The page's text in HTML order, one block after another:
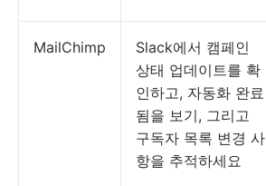
MailChimp
Slack에서 캠페인
상태 업데이트를 확
인하고, 자동화 완료
됨을 보기, 그리고
구독자 목록 변경 사
항을 추적하세요